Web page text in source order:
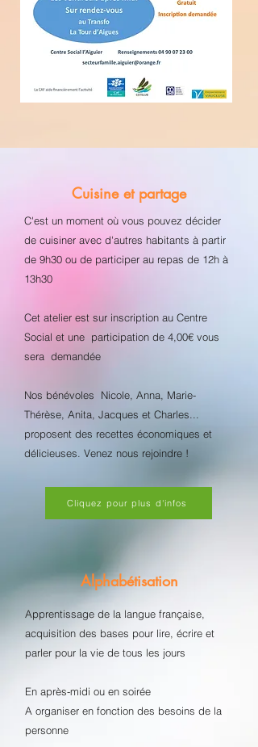
Cuisine et partage
C'est un moment où vous pouvez décider
de cuisiner avec d'autres habitants à partir
de 9h30 ou de participer au repas de 12h à
13h30
Cet atelier est sur inscription au Centre
Social et une participation de 4,00€ vous
sera demandée
Nos bénévoles Nicole, Anna, Marie-
Thérèse, Anita, Jacques et Charles...
proposent des recettes économiques et
délicieuses. Venez nous rejoindre !
Cliquez pour plus d'infos
Alphabétisation
Apprentissage de la langue française,
acquisition des bases pour lire, écrire et
parler pour la vie de tous les jours
En après-midi ou en soirée
A organiser en fonction des besoins de la
personne